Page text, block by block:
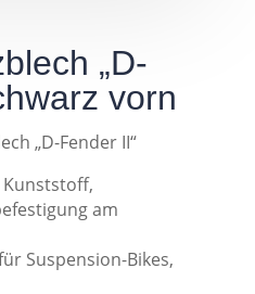
„D-
vorn
„D-Fender II“
Kunststoff,
am
Suspension-Bikes,